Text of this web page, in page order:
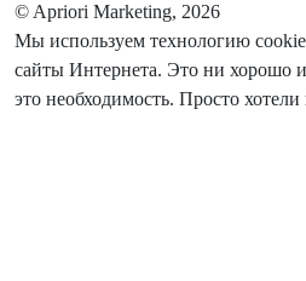
© Apriori Marketing, 2026
Мы используем технологию
сайты Интернета. Это ни хорошо
это необходимость. Просто хотели